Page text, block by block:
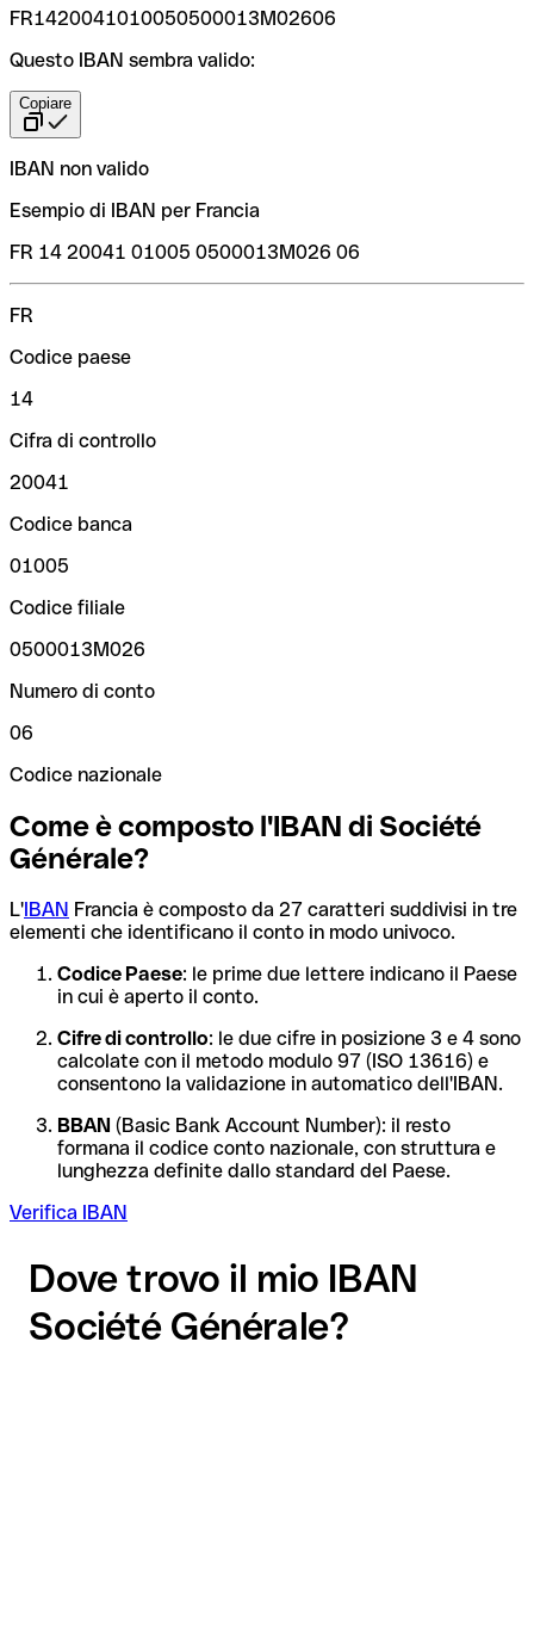
FR1420041010050500013M02606
Questo IBAN sembra valido:
Copiare
IBAN non valido
Esempio di IBAN per Francia
FR 14 20041 01005 0500013M026 06
FR
Codice paese
14
Cifra di controllo
20041
Codice banca
01005
Codice filiale
0500013M026
Numero di conto
06
Codice nazionale
Come è composto l'IBAN di Société
Générale?
L'IBAN Francia è composto da 27 caratteri suddivisi in tre
elementi che identificano il conto in modo univoco.
Codice Paese: le prime due lettere indicano il Paese
in cui è aperto il conto.
Cifre di controllo: le due cifre in posizione 3 e 4 sono
calcolate con il metodo modulo 97 (ISO 13616) e
consentono la validazione in automatico dell'IBAN.
BBAN (Basic Bank Account Number): il resto
formana il codice conto nazionale, con struttura e
lunghezza definite dallo standard del Paese.
Verifica IBAN
Dove trovo il mio IBAN
Société Générale?